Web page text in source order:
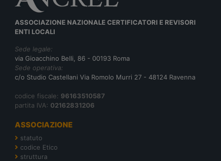
ASSOCIAZIONE NAZIONALE CERTIFICATORI E REVISORI
ENTI LOCALI
Sede legale:
via Gioacchino Belli, 86 - 00193 Roma
Sede operativa:
c/o Studio Castellani Via Romolo Murri 27 - 48124 Ravenna
codice fiscale: 96163510587
partita IVA: 02162831206
ASSOCIAZIONE
statuto
codice Etico
struttura